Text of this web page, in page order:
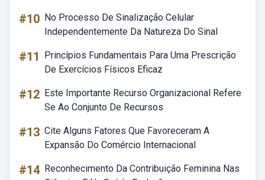
#10 No Processo De Sinalização Celular
Independentemente Da Natureza Do Sinal
#11
Princípios Fundamentais Para Uma Prescrição
De Exercícios Físicos Eficaz
#12 Este Importante Recurso Organizacional Refere
Se Ao Conjunto De Recursos
#13 Cite Alguns Fatores Que Favoreceram A
Expansão Do Comércio Internacional
#14 Reconhecimento Da Contribuição Feminina Nas